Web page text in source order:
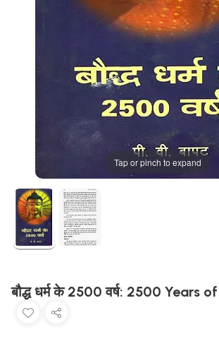
Tap or pinch to expand
बौद्ध धर्म के 2500 वर्ष: 2500 Years